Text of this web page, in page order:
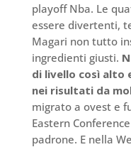
playoff Nba. Le
essere divertenti,
Magari non tutto
ingredienti giusti.
di livello così alto
nei risultati da
migrato a ovest e
Eastern
padrone. E nella